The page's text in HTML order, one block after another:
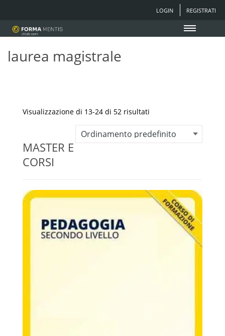
LOGIN REGISTRATI
laurea magistrale
Visualizzazione di 13-24 di 52 risultati
MASTER E
CORSI